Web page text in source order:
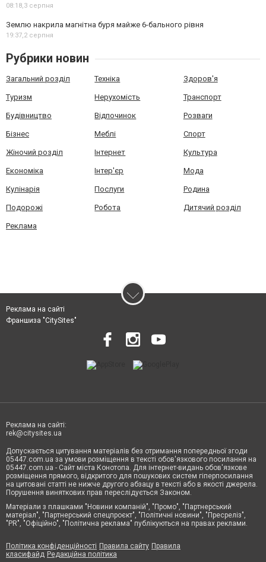
08:18,3 серпня
Землю накрила магнітна буря майже 6-бального рівня
19:37,2 серпня
Рубрики новин
Загальний розділ Техніка Здоров'я
Туризм Нерухомість Транспорт
Будівництво Відпочинок Розваги
Бізнес Меблі Спорт
Жіночий розділ Інтернет Культура
Економіка Інтер'єр Мода
Кулінарія Послуги Родина
Подорожі Робота Дитячий розділ
Реклама
Реклама на сайті
Франшиза "CitySites"
Реклама на сайті:
rek@citysites.ua
Допускається цитування матеріалів без отримання попередньої згоди
05447.com.ua за умови розміщення в тексті обов'язкового посилання на
05447.com.ua - Сайт міста Конотопа. Для інтернет-видань обов'язкове
розміщення прямого, відкритого для пошукових систем гіперпосилання
на цитовані статті не нижче другого абзацу в тексті або в якості джерела.
Порушення виняткових прав переслідується Законом.
Матеріали з плашками "Новини компаній", "Промо", "Партнерський
матеріал", "Партнерський спецпроєкт", "Політичні новини", "Пресреліз",
"PR", "Офіційно", "Політична реклама" публікуються на правах реклами.
Політика конфіденційності Правила сайту Правила
класифайд Редакційна політика